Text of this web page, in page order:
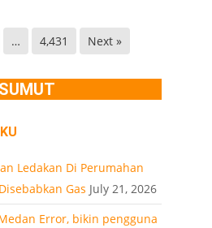
… 4,431 Next »
Ledakan Di Perumahan
Gas July 21, 2026
Error, bikin pengguna